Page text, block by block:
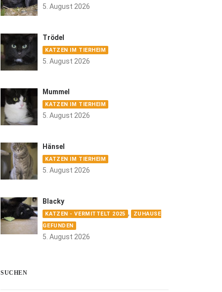
5. August 2026
Trödel
KATZEN IM TIERHEIM
5. August 2026
Mummel
KATZEN IM TIERHEIM
5. August 2026
Hänsel
KATZEN IM TIERHEIM
5. August 2026
Blacky
KATZEN - VERMITTELT 2025 ,
ZUHAUSE
GEFUNDEN
5. August 2026
SUCHEN